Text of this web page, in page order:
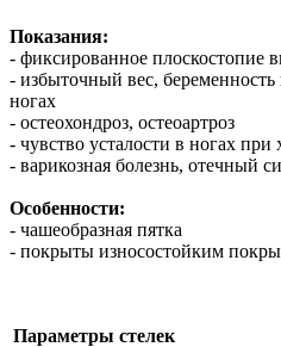
Показания:
- фиксированное плоскостопие
- избыточный вес,
ногах
- остеохондроз, остеоартроз
- чувство усталости в ногах при
- варикозная болезнь, отечный
Особенности:
- чашеобразная пятка
- покрыты износостойким
Параметры стелек